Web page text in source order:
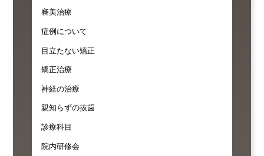
審美治療
症例について
目立たない矯正
矯正治療
神経の治療
親知らずの抜歯
診療科目
院内研修会